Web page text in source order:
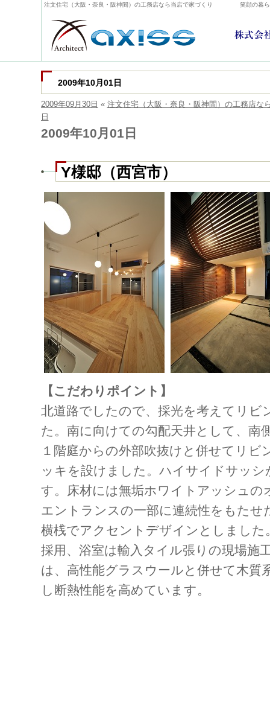
2009年10月01日
笑顔の暮
注文住宅（大阪・奈良・阪神間）の工務店なら当店で家づくり
2009年09月30日 « 注文住宅（大阪・奈良・阪神間）の工務店な
日
2009年10月01日
Y様邸（西宮市）
【こだわりポイント】
北道路でしたので、採光を考えてリビ
た。南に向けての勾配天井として、南
１階庭からの外部吹抜けと併せてリビ
ッキを設けました。ハイサイドサッ
す。床材には無垢ホワイトアッシュの
エントランスの一部に連続性をもた
横桟でアクセントデザインとしまし
採用、浴室は輸入タイル張りの現場施
は、高性能グラスウールと併せて木質
し断熱性能を高めています。